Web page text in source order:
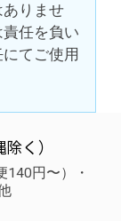
りませ
任を負い
てご使用
く）
140円〜）・